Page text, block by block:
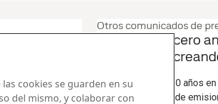
en
Otros comunicados de
Hardox®, el acero
sus 50 años
Hardox® celebra 50 años
antidesgaste libre de
cookies se guarden en su
del mismo, y colaborar con